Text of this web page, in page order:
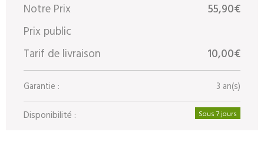
Notre Prix
55,90€
Prix public
Tarif de livraison
10,00€
Garantie : 3 an(s)
Disponibilité : Sous 7 jours